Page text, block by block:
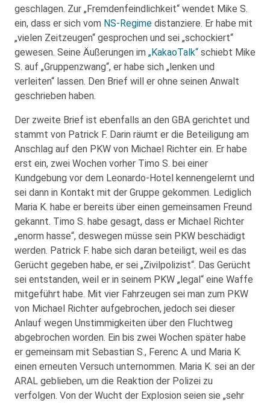
geschlagen. Zur „Fremdenfeindlichkeit“ wendet Mike S.
ein, dass er sich vom NS-Regime distanziere. Er habe mit
„vielen Zeitzeugen“ gesprochen und sei „schockiert“
gewesen. Seine Äußerungen im „KakaoTalk“ schiebt Mike
S. auf „Gruppenzwang“, er habe sich „lenken und
verleiten“ lassen. Den Brief will er ohne seinen Anwalt
geschrieben haben.
Der zweite Brief ist ebenfalls an den GBA gerichtet und
stammt von Patrick F. Darin räumt er die Beteiligung am
Anschlag auf den PKW von Michael Richter ein. Er habe
erst ein, zwei Wochen vorher Timo S. bei einer
Kundgebung vor dem Leonardo-Hotel kennengelernt und
sei dann in Kontakt mit der Gruppe gekommen. Lediglich
Maria K. habe er bereits über einen gemeinsamen Freund
gekannt. Timo S. habe gesagt, dass er Michael Richter
„enorm hasse“, deswegen müsse sein PKW beschädigt
werden. Patrick F. habe sich daran beteiligt, weil es das
Gerücht gegeben habe, er sei „Zivilpolizist“. Das Gerücht
sei entstanden, weil er in seinem PKW „legal“ eine Waffe
mitgeführt habe. Mit vier Fahrzeugen sei man zum PKW
von Michael Richter aufgebrochen, jedoch sei dieser
Anlauf wegen Unstimmigkeiten über den Fluchtweg
abgebrochen worden. Ein bis zwei Wochen später habe
er gemeinsam mit Sebastian S., Ferenc A. und Maria K.
einen erneuten Versuch unternommen. Maria K. sei an der
ARAL geblieben, um die Reaktion der Polizei zu
verfolgen. Von der Wucht der Explosion seien sie „sehr